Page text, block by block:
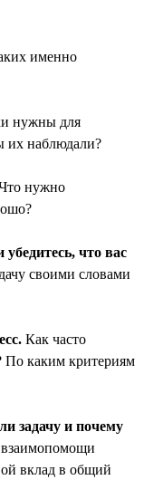
именно
нужны для
их наблюдали?
нужно
убедитесь, что вас
своими словами
Как часто
По каким критериям
задачу и почему
взаимопомощи
вклад в общий